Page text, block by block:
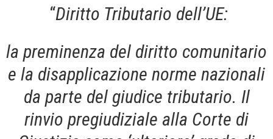
CODICE ETICO
COLLABORA CON NOI
ECONOMIA
CORPORATE SOCIAL RESPONSIBILITY
ECONOMIA DELL’ARTE
“Diritto Tributario dell’UE:
la preminenza del diritto comunitario
e la disapplicazione norme nazionali
da parte del giudice tributario. Il
rinvio pregiudiziale alla Corte di